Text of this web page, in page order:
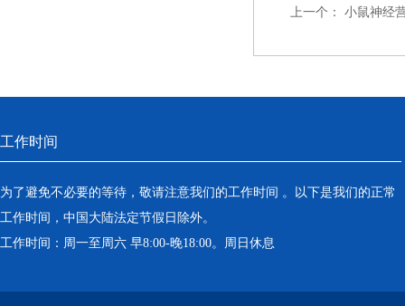
上一个： 小鼠神经
工作时间
为了避免不必要的等待，敬请注意我们的工作时间 。以下是我们的正常
工作时间，中国大陆法定节假日除外。
工作时间：周一至周六 早8:00-晚18:00。周日休息